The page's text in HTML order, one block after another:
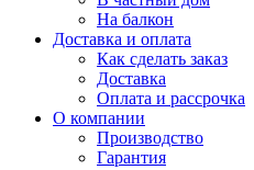
На балкон
Доставка и оплата
Как сделать заказ
Доставка
Оплата и рассрочка
О компании
Производство
Гарантия